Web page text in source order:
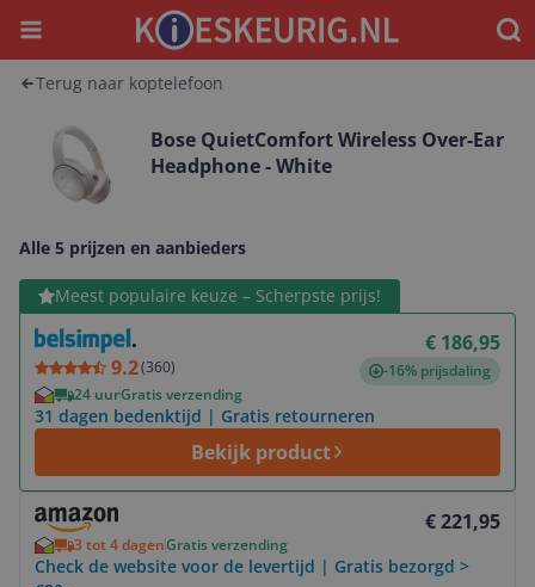
Menu
Terug naar koptelefoon
Bose QuietComfort Wireless Over-Ear
Headphone - White
Alle 5 prijzen en aanbieders
Meest populaire keuze – Scherpste prijs!
9.2(360)
€ 186,95
-16% prijsdaling
24 uurGratis verzending
31 dagen bedenktijd | Gratis retourneren
Bekijk product
Bekijk product
€ 221,95
3 tot 4 dagenGratis verzending
Check de website voor de levertijd | Gratis bezorgd >
Bekijk product